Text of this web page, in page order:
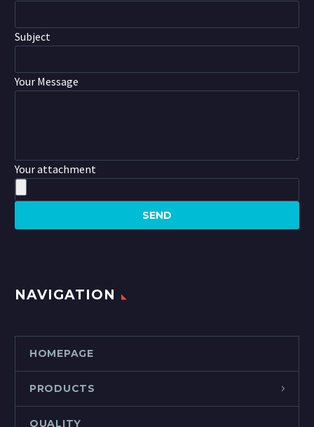
Subject
Your Message
Your attachment
NAVIGATION
HOMEPAGE
PRODUCTS
QUALITY